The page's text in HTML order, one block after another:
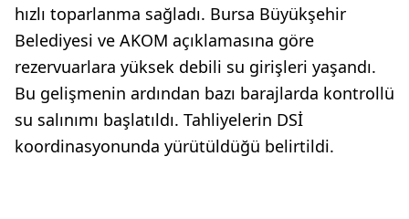
hızlı toparlanma sağladı. Bursa Büyükşehir
Belediyesi ve AKOM açıklamasına göre
rezervuarlara yüksek debili su girişleri yaşandı.
Bu gelişmenin ardından bazı barajlarda kontrollü
su salınımı başlatıldı. Tahliyelerin DSİ
koordinasyonunda yürütüldüğü belirtildi.